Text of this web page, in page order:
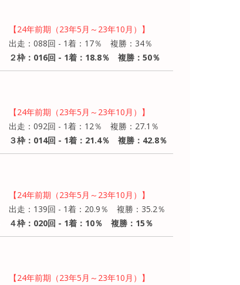
【24年前期（23年5月～23年10月）】
出走：088回 - 1着：17％ 複勝：34％
２枠：016回 - 1着：18.8％ 複勝：50％
【24年前期（23年5月～23年10月）】
出走：092回 - 1着：12％ 複勝：27.1％
３枠：014回 - 1着：21.4％ 複勝：42.8％
【24年前期（23年5月～23年10月）】
出走：139回 - 1着：20.9％ 複勝：35.2％
４枠：020回 - 1着：10％ 複勝：15％
【24年前期（23年5月～23年10月）】